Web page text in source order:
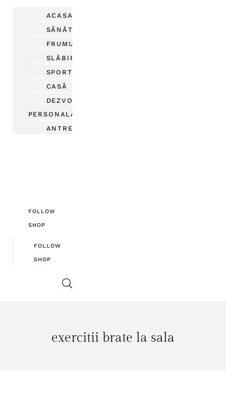
ACASA
SĂNĂTATE
FRUMUSEȚE
SLĂBIRE
SPORT
CASĂ
DEZVOLTARE
PERSONALĂ
ANTREPRENORIAT
FOLLOW
SHOP
FOLLOW
SHOP
exercitii brate la sala